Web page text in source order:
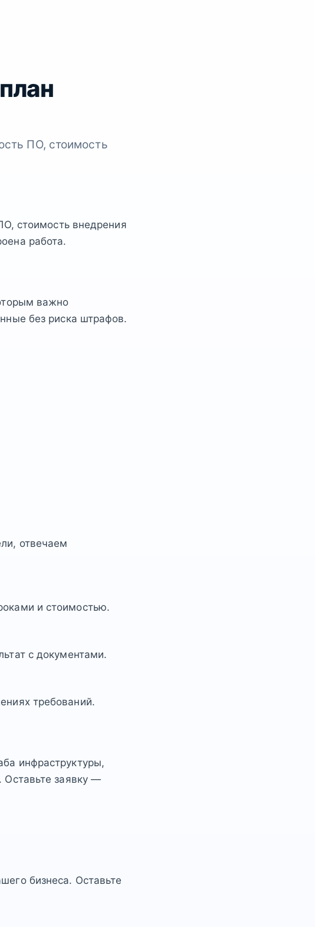
ПО, стоимость
стоимость внедрения
работа.
важно
без риска штрафов.
отвечаем
и стоимостью.
с документами.
требований.
инфраструктуры,
Оставьте заявку —
бизнеса. Оставьте